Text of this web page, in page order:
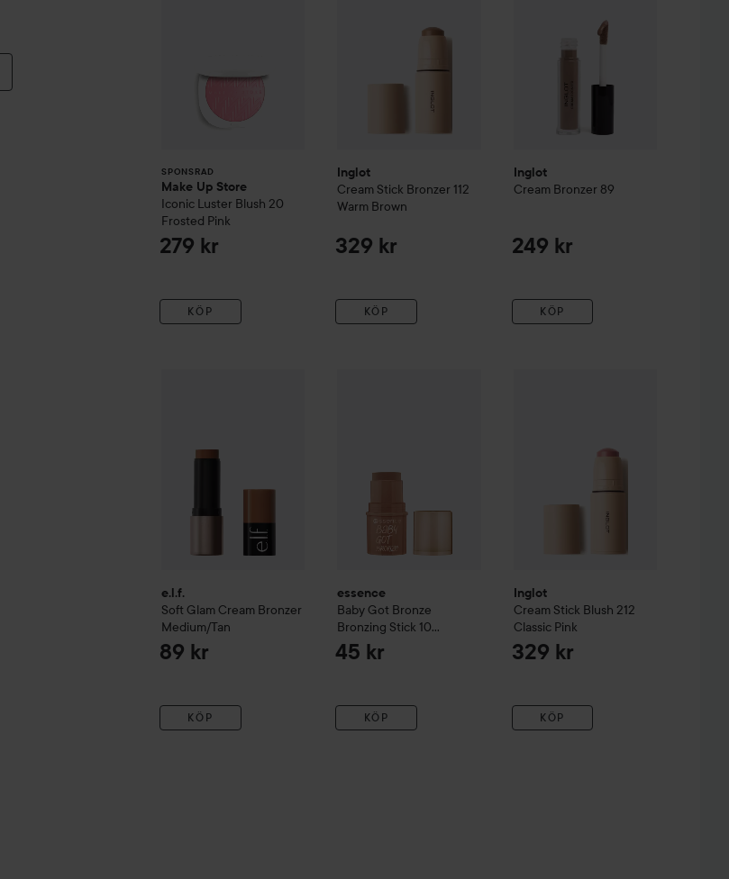
SPONSRAD
Make Up Store
Iconic Luster Blush 20
Frosted Pink
279 kr
KÖP
Inglot
Cream Stick Bronzer 112
Warm Brown
329 kr
KÖP
Inglot
Cream Bronzer 89
249 kr
KÖP
e.l.f.
Soft Glam Cream Bronzer
Medium/Tan
89 kr
KÖP
essence
Baby Got Bronze
Bronzing Stick 10
Cinnamon Spice
45 kr
KÖP
Inglot
Cream Stick Blush 212
Classic Pink
329 kr
KÖP